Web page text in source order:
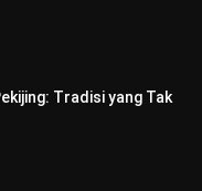
Tradisi yang Tak